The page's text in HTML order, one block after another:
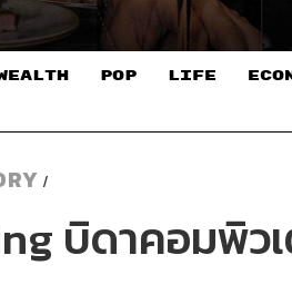
POP LIFE
/
บิดาคอมพิว